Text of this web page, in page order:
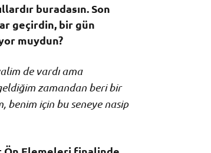
buradasın. Son
geçirdin, bir gün
muydun?
de vardı ama
zamandan beri bir
benim için bu seneye nasip